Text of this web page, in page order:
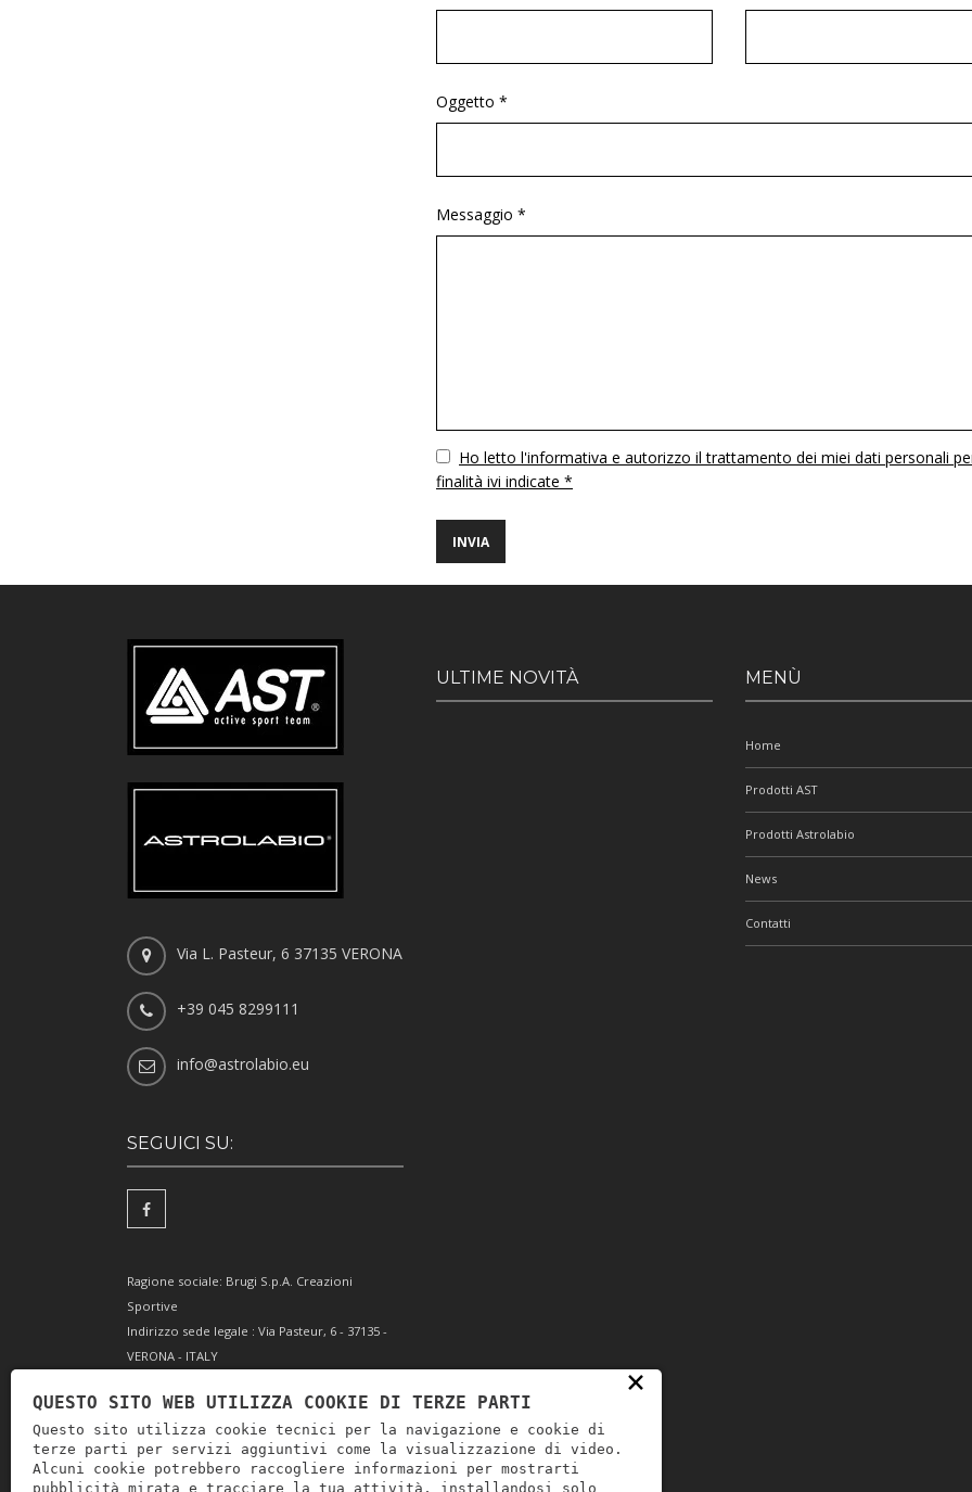
Oggetto *
Messaggio *
VuotoHo letto l'informativa e autorizzo il trattamento dei miei dati personali
finalità ivi indicate *
Via L. Pasteur, 6 37135 VERONA
+39 045 8299111
info@astrolabio.eu
SEGUICI SU:
Ragione sociale: Brugi S.p.A. Creazioni
Sportive
Indirizzo sede legale : Via Pasteur, 6 - 37135 -
VERONA - ITALY
Codice Fiscale e Iscrizione Reg. Impr. Verona
0051416 024 1
REA 166179 Verona -Cap. Soc. € 10.000.000 i.v. -
Posiz. meccanogr. VR 002505
ULTIME NOVITÀ MENÙ
Home
Prodotti AST
Prodotti Astrolabio
News
Contatti
×
QUESTO SITO WEB UTILIZZA COOKIE DI TERZE PARTI
Questo sito utilizza cookie tecnici per la navigazione e cookie di
terze parti per servizi aggiuntivi come la visualizzazione di video.
Alcuni cookie potrebbero raccogliere informazioni per mostrarti
pubblicità mirata e tracciare la tua attività, installandosi solo